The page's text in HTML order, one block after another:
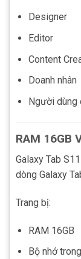
Designer
Editor
Content
Doanh nhân
Người dùng
RAM 16GB
Galaxy Tab
dòng Galaxy
Trang bị:
RAM 16GB
Bộ nhớ